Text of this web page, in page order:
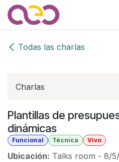
Ir al contenido
Todas las charlas
Charlas
Plantillas de
dinámicas
Funcional Técnica Vivo
Ubicación: Talks room - 8/